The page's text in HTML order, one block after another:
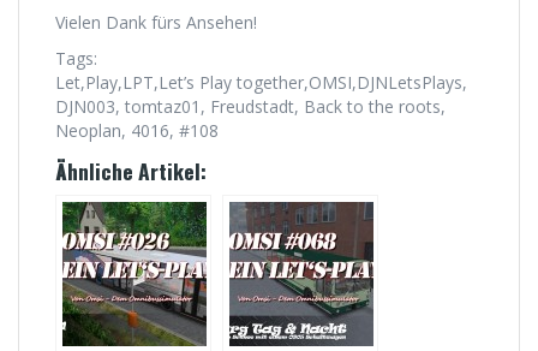
Vielen Dank fürs Ansehen!
Tags:
Let,Play,LPT,Let’s Play together,OMSI,DJNLetsPlays,
DJN003, tomtaz01, Freudstadt, Back to the roots,
Neoplan, 4016, #108
Ähnliche Artikel: